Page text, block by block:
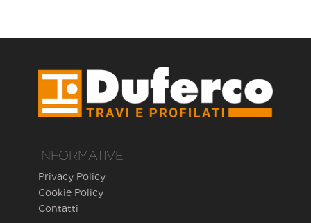
INFORMATIVE
Privacy Policy
Cookie Policy
Contatti